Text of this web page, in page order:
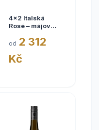
4x2 Italská
Rosé – májové
od 2 312
Kč